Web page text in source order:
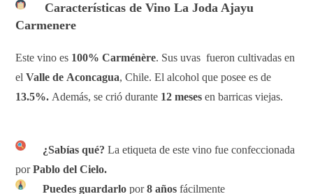
Características de Vino La Joda Ajayu
Carmenere
Este vino es 100% Carménère. Sus uvas fueron cultivadas en
elValle de Aconcagua, Chile. El alcohol que posee es de
13.5%. Además, se crió durante 12 meses en barricas viejas.
¿Sabías qué?La etiqueta de este vino fue confeccionada
porPablo del Cielo.
Puedes guardarlopor8 años fácilmente